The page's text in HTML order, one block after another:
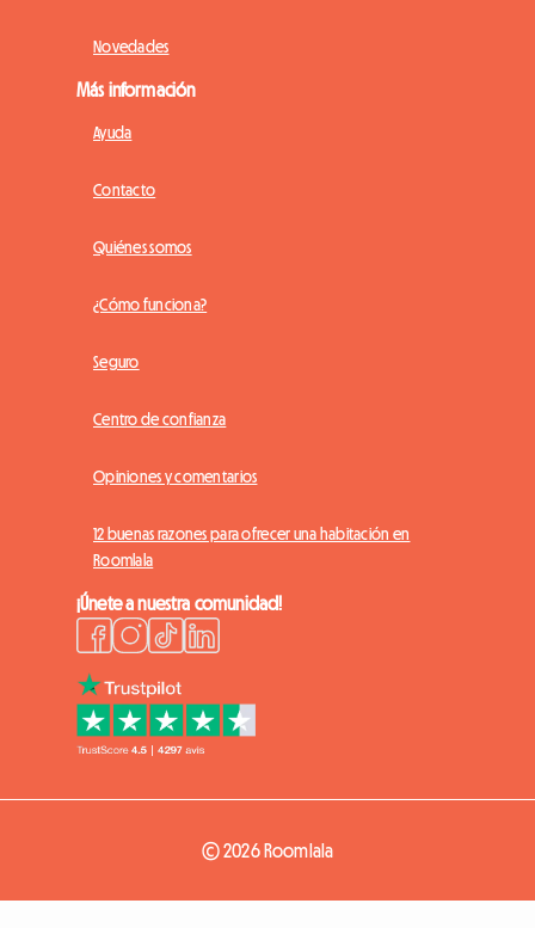
Novedades
Más información
Ayuda
Contacto
Quiénes somos
¿Cómo funciona?
Seguro
Centro de confianza
Opiniones y comentarios
12 buenas razones para ofrecer una habitación en
Roomlala
¡Únete a nuestra comunidad!
© 2026 Roomlala